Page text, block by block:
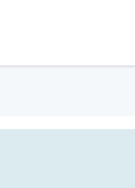
أن تساعد علاجات
البلاك.